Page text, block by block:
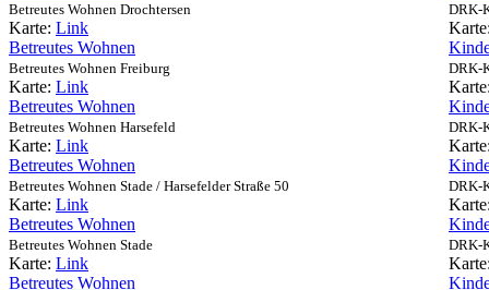
Betreutes Wohnen Drochtersen
Karte: Link
DRK-
Betreutes Wohnen
Betreutes Wohnen Freiburg
Karte: Link
DRK-
Betreutes Wohnen
Betreutes Wohnen Harsefeld
Karte: Link
DRK-
Betreutes Wohnen
Betreutes Wohnen Stade / Harsefelder Straße 50
Karte: Link
DRK-
Betreutes Wohnen
Betreutes Wohnen Stade
Karte: Link
DRK-
Betreutes Wohnen